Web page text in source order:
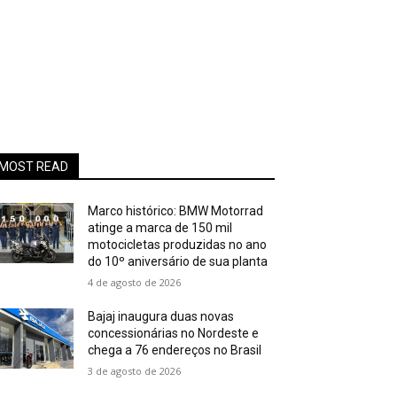
MOST READ
Marco histórico: BMW Motorrad
atinge a marca de 150 mil
motocicletas produzidas no ano
do 10º aniversário de sua planta
4 de agosto de 2026
Bajaj inaugura duas novas
concessionárias no Nordeste e
chega a 76 endereços no Brasil
3 de agosto de 2026